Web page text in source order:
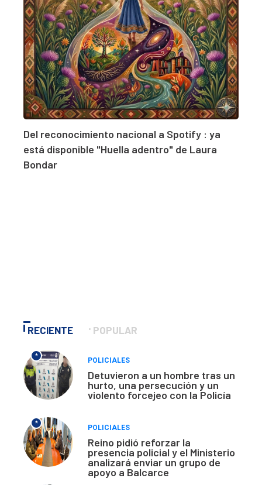
Del reconocimiento nacional a Spotify : ya
está disponible "Huella adentro" de Laura
Bondar
RECIENTE POPULAR
*
POLICIALES
Detuvieron a un hombre tras un
hurto, una persecución y un
violento forcejeo con la Policía
*
POLICIALES
Reino pidió reforzar la
presencia policial y el Ministerio
analizará enviar un grupo de
apoyo a Balcarce